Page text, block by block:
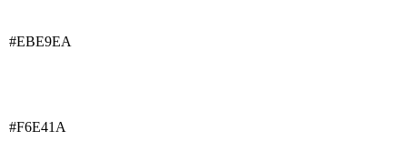
#EBE9EA
#F6E41A